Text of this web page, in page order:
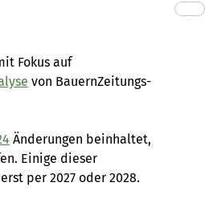
Fokus auf
von BauernZeitungs-
Änderungen beinhaltet,
Einige dieser
per 2027 oder 2028.